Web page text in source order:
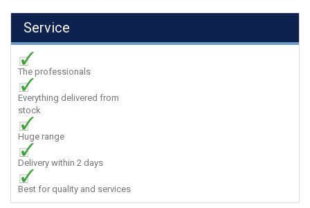
Service
The professionals
Everything delivered from
stock
Huge range
Delivery within 2 days
Best for quality and services